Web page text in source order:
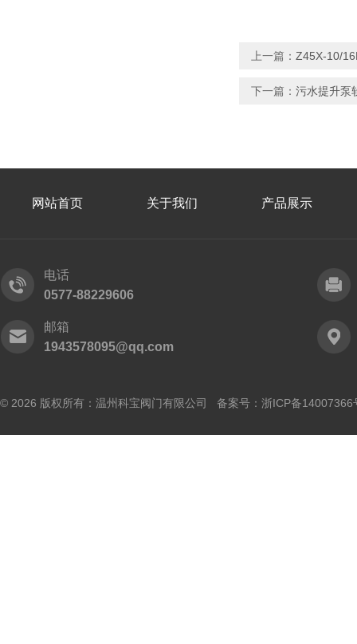
上一篇： Z45X-10/
下一篇： 污水提升泵
网站首页 关于我们 产品展示
电话
0577-88229606
邮箱
1943578095@qq.com
© 2026 版权所有：温州科宝阀门有限公司 备案号： 浙ICP备14007366